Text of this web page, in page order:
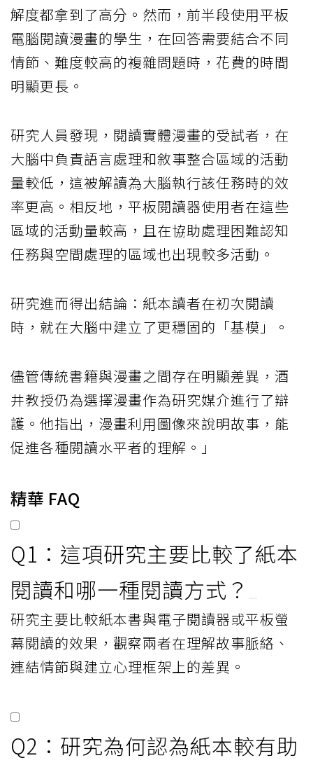
解度都拿到了高分。然而，前半段使用平板
電腦閱讀漫畫的學生，在回答需要結合不同
情節、難度較高的複雜問題時，花費的時間
明顯更長。
研究人員發現，閱讀實體漫畫的受試者，在
大腦中負責語言處理和敘事整合區域的活動
量較低，這被解讀為大腦執行該任務時的效
率更高。相反地，平板閱讀器使用者在這些
區域的活動量較高，且在協助處理困難認知
任務與空間處理的區域也出現較多活動。
研究進而得出結論：紙本讀者在初次閱讀
時，就在大腦中建立了更穩固的「基模」。
儘管傳統書籍與漫畫之間存在明顯差異，酒
井教授仍為選擇漫畫作為研究媒介進行了辯
護。他指出，漫畫利用圖像來說明故事，能
促進各種閱讀水平者的理解。」
精華 FAQ
Q1：這項研究主要比較了紙本
閱讀和哪一種閱讀方式？
研究主要比較紙本書與電子閱讀器或平板螢
幕閱讀的效果，觀察兩者在理解故事脈絡、
連結情節與建立心理框架上的差異。
Q2：研究為何認為紙本較有助